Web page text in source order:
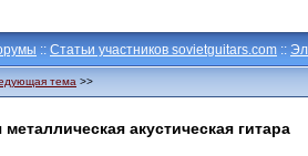
:: Статьи участников sovietguitars.com ::
тема >>
акустическая гитара